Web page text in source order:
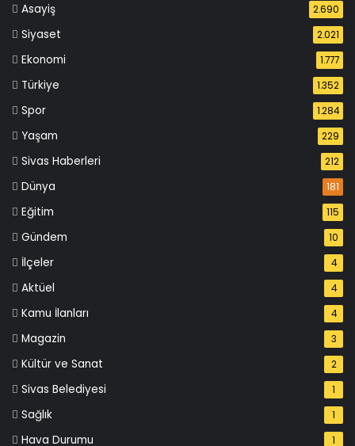
Asayiş 2.690
Siyaset 2.021
Ekonomi 1.777
Türkiye 1.352
Spor 1.284
Yaşam 229
Sivas Haberleri 212
Dünya 181
Eğitim 115
Gündem 10
İlçeler 4
Aktüel 4
Kamu İlanları 4
Magazin 3
Kültür ve Sanat 2
Sivas Belediyesi 1
Sağlık 1
Hava Durumu 1